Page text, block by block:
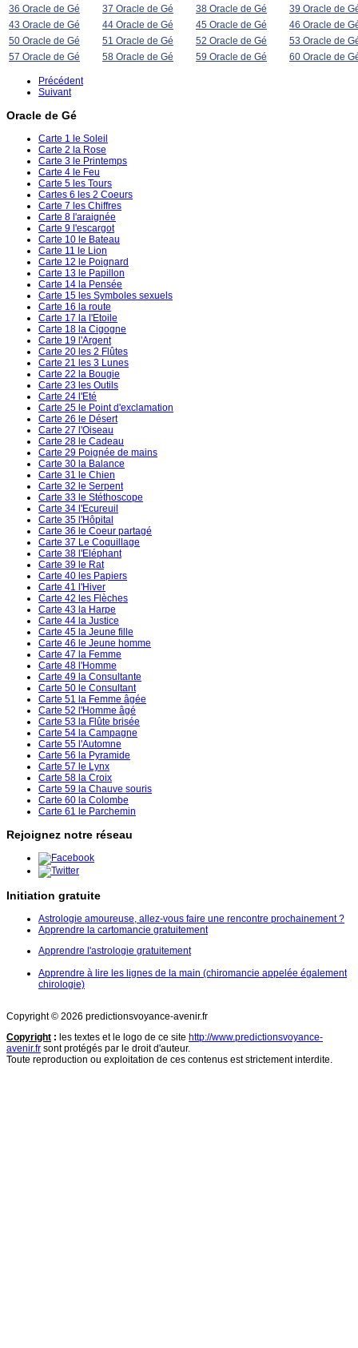
36 Oracle de Gé
37 Oracle de Gé 38 Oracle de Gé
39 Oracle de
43 Oracle de Gé
44 Oracle de Gé 45 Oracle de Gé
46 Oracle de
50 Oracle de Gé
51 Oracle de Gé 52 Oracle de Gé
53 Oracle de
57 Oracle de Gé
58 Oracle de Gé 59 Oracle de Gé 60 Oracle de
Précédent
Suivant
Oracle de Gé
Carte 1 le Soleil
Carte 2 la Rose
Carte 3 le Printemps
Carte 4 le Feu
Carte 5 les Tours
Cartes 6 les 2 Coeurs
Carte 7 les Chiffres
Carte 8 l'araignée
Carte 9 l'escargot
Carte 10 le Bateau
Carte 11 le Lion
Carte 12 le Poignard
Carte 13 le Papillon
Carte 14 la Pensée
Carte 15 les Symboles sexuels
Carte 16 la route
Carte 17 la l'Etoile
Carte 18 la Cigogne
Carte 19 l'Argent
Carte 20 les 2 Flûtes
Carte 21 les 3 Lunes
Carte 22 la Bougie
Carte 23 les Outils
Carte 24 l'Eté
Carte 25 le Point d'exclamation
Carte 26 le Désert
Carte 27 l'Oiseau
Carte 28 le Cadeau
Carte 29 Poignée de mains
Carte 30 la Balance
Carte 31 le Chien
Carte 32 le Serpent
Carte 33 le Stéthoscope
Carte 34 l'Ecureuil
Carte 35 l'Hôpital
Carte 36 le Coeur partagé
Carte 37 Le Coquillage
Carte 38 l'Eléphant
Carte 39 le Rat
Carte 40 les Papiers
Carte 41 l'Hiver
Carte 42 les Flèches
Carte 43 la Harpe
Carte 44 la Justice
Carte 45 la Jeune fille
Carte 46 le Jeune homme
Carte 47 la Femme
Carte 48 l'Homme
Carte 49 la Consultante
Carte 50 le Consultant
Carte 51 la Femme âgée
Carte 52 l'Homme âgé
Carte 53 la Flûte brisée
Carte 54 la Campagne
Carte 55 l'Automne
Carte 56 la Pyramide
Carte 57 le Lynx
Carte 58 la Croix
Carte 59 la Chauve souris
Carte 60 la Colombe
Carte 61 le Parchemin
Rejoignez notre réseau
Initiation gratuite
Astrologie amoureuse, allez-vous faire une rencontre prochainement ?
Apprendre la cartomancie gratuitement
Apprendre l'astrologie gratuitement
Apprendre à lire les lignes de la main (chiromancie appelée également
chirologie)
Copyright © 2026 predictionsvoyance-avenir.fr
Copyright : les textes et le logo de ce site http://www.predictionsvoyance-
avenir.fr sont protégés par le droit d'auteur.
Toute reproduction ou exploitation de ces contenus est strictement interdite.